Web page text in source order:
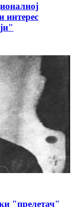
интерес
"прелетач"